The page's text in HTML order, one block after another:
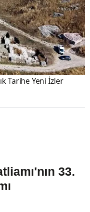
Tarihe Yeni İzler
33.